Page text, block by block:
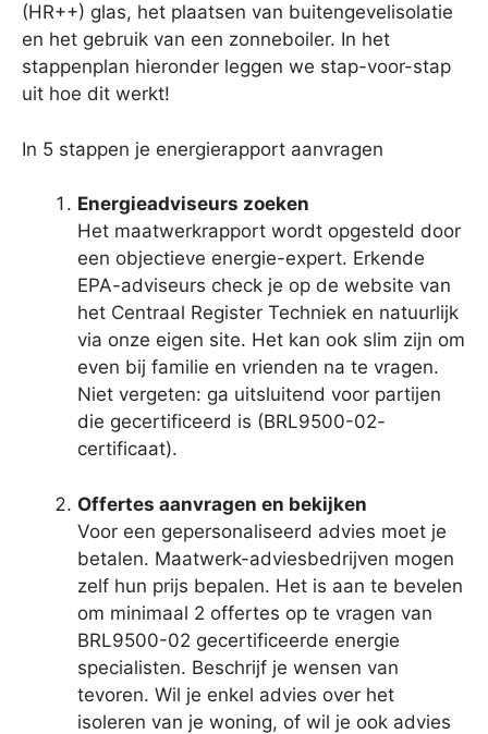
(HR++) glas, het plaatsen van buitengevelisolatie
en het gebruik van een zonneboiler. In het
stappenplan hieronder leggen we stap-voor-stap
uit hoe dit werkt!
In 5 stappen je energierapport aanvragen
Energieadviseurs zoeken
Het maatwerkrapport wordt opgesteld door
een objectieve energie-expert. Erkende
EPA-adviseurs check je op de website van
het Centraal Register Techniek en natuurlijk
via onze eigen site. Het kan ook slim zijn om
even bij familie en vrienden na te vragen.
Niet vergeten: ga uitsluitend voor partijen
die gecertificeerd is (BRL9500-02-
certificaat).
Offertes aanvragen en bekijken
Voor een gepersonaliseerd advies moet je
betalen. Maatwerk-adviesbedrijven mogen
zelf hun prijs bepalen. Het is aan te bevelen
om minimaal 2 offertes op te vragen van
BRL9500-02 gecertificeerde energie
specialisten. Beschrijf je wensen van
tevoren. Wil je enkel advies over het
isoleren van je woning, of wil je ook advies